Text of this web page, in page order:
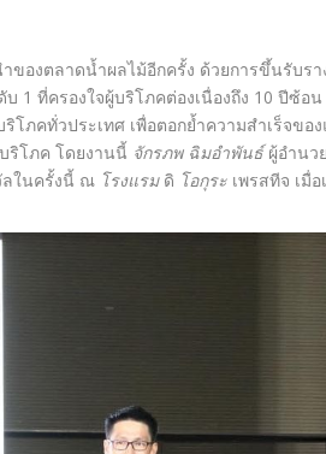
ของตลาดน้ำผลไม้อีกครั้ง ด้วยการขึ้นรับรา
บ 1 ที่ครองใจผู้บริโภคต่องเนื่องถึง 10 ปีซ้อน
ริโภคทั่วประเทศ เพื่อตอกย้ำความสำเร็จขอ
บริโภค โดยงานนี้ จักรภพ ฉิมอำพันธ์ ผู้อำนว
ในครั้งนี้ ณ โรงแรม ดิ โอกุระ เพรสทีจ เมื่